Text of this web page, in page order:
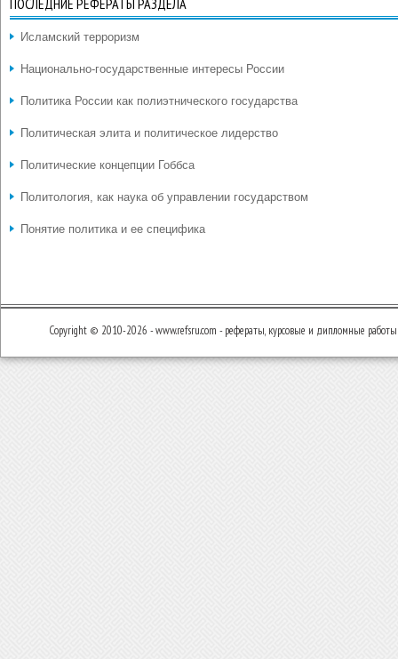
ПОСЛЕДНИЕ РЕФЕРАТЫ РАЗДЕЛА
Исламский терроризм
Национально-государственные интересы России
Политика России как полиэтнического государства
Политическая элита и политическое лидерство
Политические концепции Гоббса
Политология, как наука об управлении государством
Понятие политика и ее специфика
Copyright © 2010-2026 - www.refsru.com - рефераты, курсовые и дипломные работы